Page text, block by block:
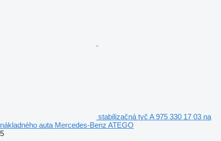
stabilizačná tyč A 975 330 17 03 na
nákladného auta Mercedes-Benz ATEGO
5